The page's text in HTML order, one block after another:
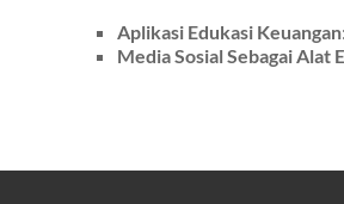
Aplikasi Edukasi Keuangan
Media Sosial Sebagai Alat